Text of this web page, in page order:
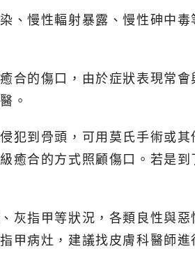
、慢性輻射暴露、慢性砷中
合的傷口，由於症狀表現常
。
犯到骨頭，可用莫氏手術或
癒合的方式照顧傷口。若是
灰指甲等狀況，各類良性與
病灶，建議找皮膚科醫師進